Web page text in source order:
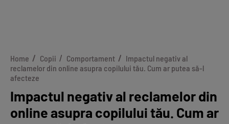
Home Copii Comportament
Impactul negativ al
reclamelor din online asupra copilului tău. Cum ar putea să-l
afecteze
Impactul negativ al reclamelor din
online asupra copilului tău. Cum ar